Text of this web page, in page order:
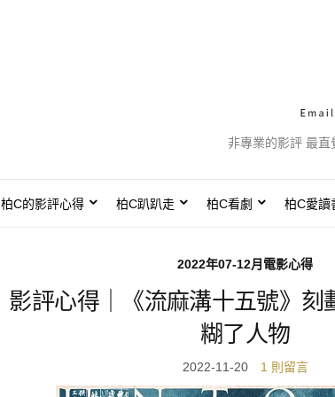
非專業的影評 最直
柏C的影評心得 柏C趴趴走 柏C看劇 柏C愛讀
2022年07-12月電影心得
影評心得｜《流麻溝十五號》刻
糊了人物
2022-11-20 1 則留言